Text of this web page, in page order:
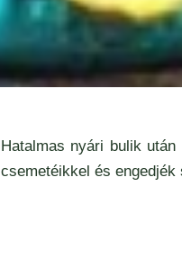
Hatalmas nyári bulik
csemetéikkel és